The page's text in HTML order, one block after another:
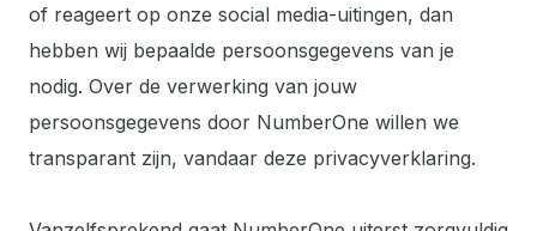
of reageert op onze social media-uitingen, dan
hebben wij bepaalde persoonsgegevens van je
nodig. Over de verwerking van jouw
persoonsgegevens door NumberOne willen we
transparant zijn, vandaar deze privacyverklaring.